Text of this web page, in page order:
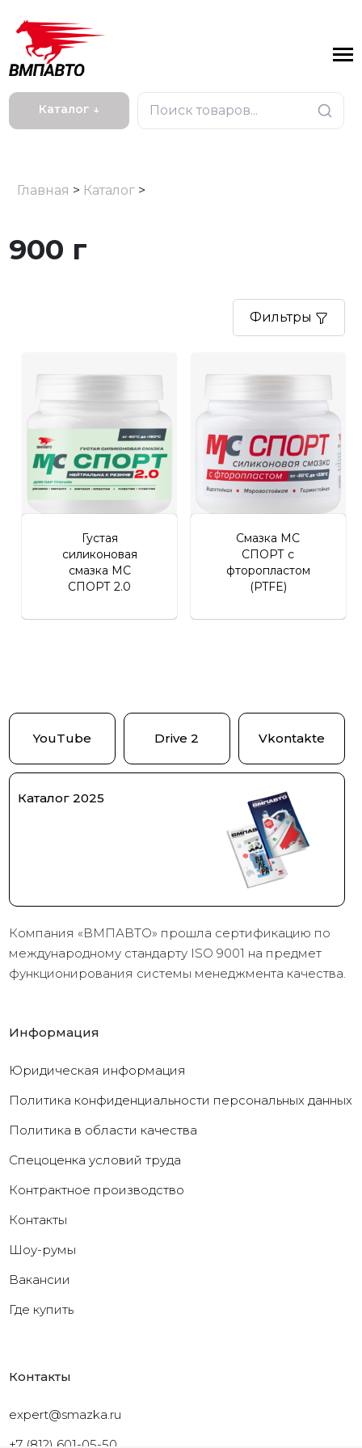
Каталог ↓
Личный кабинет
Главная > Каталог >
900 г
Фильтры
Густая
силиконовая
смазка МС
СПОРТ 2.0
Смазка МС
СПОРТ с
фторопластом
(PTFE)
YouTube Drive 2 Vkontakte
Каталог 2025
Компания «ВМПАВТО» прошла сертификацию по
международному стандарту ISO 9001 на предмет
функционирования системы менеджмента качества.
Информация
Юридическая информация
Политика конфиденциальности персональных данных
Политика в области качества
Cпецоценка условий труда
Контрактное производство
Контакты
Шоу-румы
Вакансии
Где купить
Контакты
expert@smazka.ru
+7 (812) 601-05-50